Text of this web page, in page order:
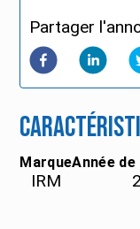
Partager
Marque
IRM
Année